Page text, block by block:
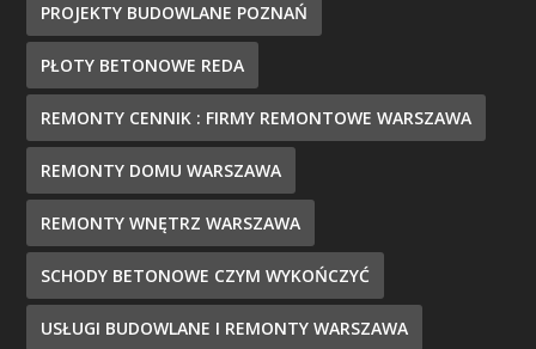
PROJEKTY BUDOWLANE POZNAŃ
PŁOTY BETONOWE REDA
REMONTY CENNIK : FIRMY REMONTOWE WARSZAWA
REMONTY DOMU WARSZAWA
REMONTY WNĘTRZ WARSZAWA
SCHODY BETONOWE CZYM WYKOŃCZYĆ
USŁUGI BUDOWLANE I REMONTY WARSZAWA